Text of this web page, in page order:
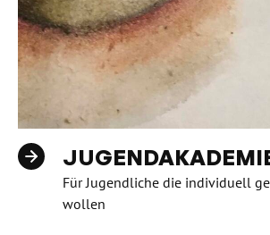
Für Jugendliche die individuell
wollen